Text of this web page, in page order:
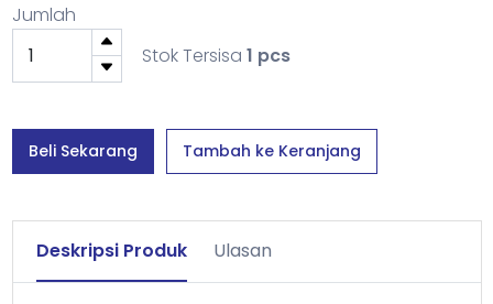
Jumlah
Stok Tersisa 1 pcs
Beli Sekarang Tambah ke Keranjang
Deskripsi Produk Ulasan